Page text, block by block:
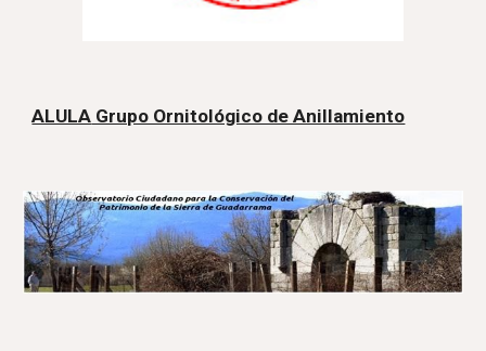
ALULA Grupo Ornitológico de Anillamiento